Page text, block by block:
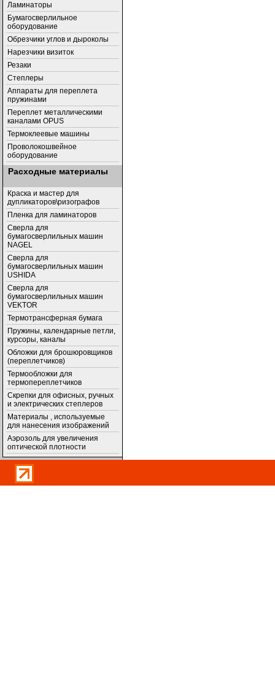
Ламинаторы
Бумагосверлильное
оборудование
Обрезчики углов и дыроколы
Нарезчики визиток
Резаки
Степлеры
Аппараты для переплета
пружинами
Переплет металлическими
каналами OPUS
Термоклеевые машины
Проволокошвейное
оборудование
Расходные материалы
Краска и мастер для
дупликаторов\ризографов
Пленка для ламинаторов
Сверла для
бумагосверлильных машин
NAGEL
Сверла для
бумагосверлильных машин
USHIDA
Cверла для
бумагосверлильных машин
VEKTOR
Термотрансферная бумага
Пружины, календарные петли,
курсоры, каналы
Обложки для брошюровщиков
(переплетчиков)
Термообложки для
термопереплетчиков
Скрепки для офисных, ручных
и электрических степлеров
Материалы , используемые
для нанесения изображений
Аэрозоль для увеличения
оптической плотности